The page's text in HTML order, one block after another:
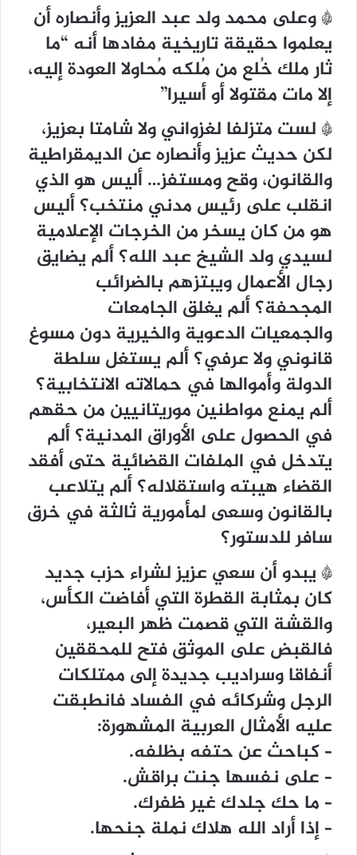
* وعلى محمد ولد عبد العزيز وأنصاره أن
يعلموا حقيقة تاريخية مفادها أنه “ما
ثار ملك خُلع من مُلكه مُحاولا العودة إليه،
إلا مات مقتولا أو أسيرا”
* لست متزلفا لغزواني ولا شامتا بعزيز،
لكن حديث عزيز وأنصاره عن الديمقراطية
والقانون، وقح ومستفز… أليس هو الذي
انقلب على رئيس مدني منتخب؟ أليس
هو من كان يسخر من الخرجات الإعلامية
لسيدي ولد الشيخ عبد الله؟ ألم يضايق
رجال الأعمال ويبتزهم بالضرائب
المجحفة؟ ألم يغلق الجامعات
والجمعيات الدعوية والخيرية دون مسوغ
قانوني ولا عرفي؟ ألم يستغل سلطة
الدولة وأموالها في حمالاته الانتخابية؟
ألم يمنع مواطنين موريتانيين من حقهم
في الحصول على الأوراق المدنية؟ ألم
يتدخل في الملفات القضائية حتى أفقد
القضاء هيبته واستقلاله؟ ألم يتلاعب
بالقانون وسعى لمأمورية ثالثة في خرق
سافر للدستور؟
* يبدو أن سعي عزيز لشراء حزب جديد
كان بمثابة القطرة التي أفاضت الكأس،
والقشة التي قصمت ظهر البعير،
فالقبض على الموثق فتح للمحققين
أنفاقا وسراديب جديدة إلى ممتلكات
الرجل وشركائه في الفساد فانطبقت
عليه الأمثال العربية المشهورة:
– كباحث عن حتفه بظلفه.
– على نفسها جنت براقش.
– ما حك جلدك غير ظفرك.
– إذا أراد الله هلاك نملة جنحها.